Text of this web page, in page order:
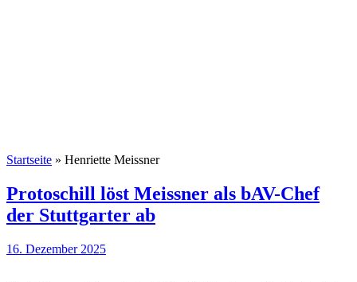
Startseite » Henriette Meissner
Protoschill löst Meissner als bAV-Chef
der Stuttgarter ab
16. Dezember 2025